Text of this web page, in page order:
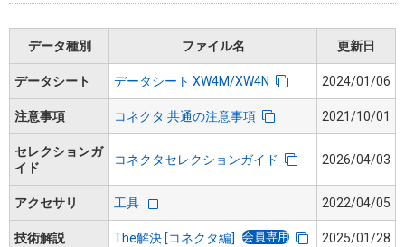
データ種別 ファイル名 更新日
データシート データシート XW4M/XW4N 2024/01/06
注意事項 コネクタ 共通の注意事項 2021/10/01
セレクションガ
イド
コネクタセレクションガイド 2026/04/03
アクセサリ 工具 2022/04/05
技術解説 The解決 [コネクタ編] 会員専用 2025/01/28